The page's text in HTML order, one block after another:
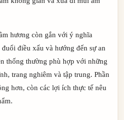
hương còn gắn với ý nghĩa
điều xấu và hướng đến sự an
thống thường phù hợp với những
trang nghiêm và tập trung. Phần
hơn, còn các lợi ích thực tế nêu